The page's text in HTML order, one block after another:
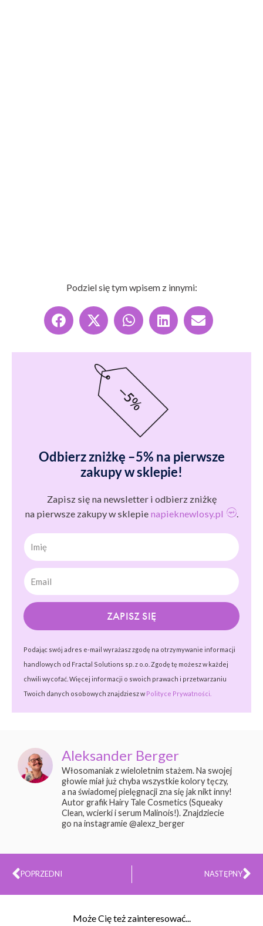
Podziel się tym wpisem z innymi:
Odbierz zniżkę –5% na pierwsze
zakupy w sklepie!
Zapisz się na newsletter i odbierz zniżkę
na pierwsze zakupy w sklepie napieknewlosy.pl .
Imię
ZAPISZ SIĘ
Podając swój adres e-mail wyrażasz zgodę na otrzymywanie informacji
handlowych od Fractal Solutions sp. z o.o. Zgodę tę możesz w każdej
chwili wycofać. Więcej informacji o swoich prawach i przetwarzaniu
Twoich danych osobowych znajdziesz w Polityce Prywatności.
Aleksander Berger
Włosomaniak z wieloletnim stażem. Na swojej
głowie miał już chyba wszystkie kolory tęczy,
a na świadomej pielęgnacji zna się jak nikt inny!
Autor grafik Hairy Tale Cosmetics (Squeaky
Clean, wcierki i serum Malinois!). Znajdziecie
go na instagramie @alexz_berger
Prev
POPRZEDNI NASTĘPNY
Może Cię też zainteresować...